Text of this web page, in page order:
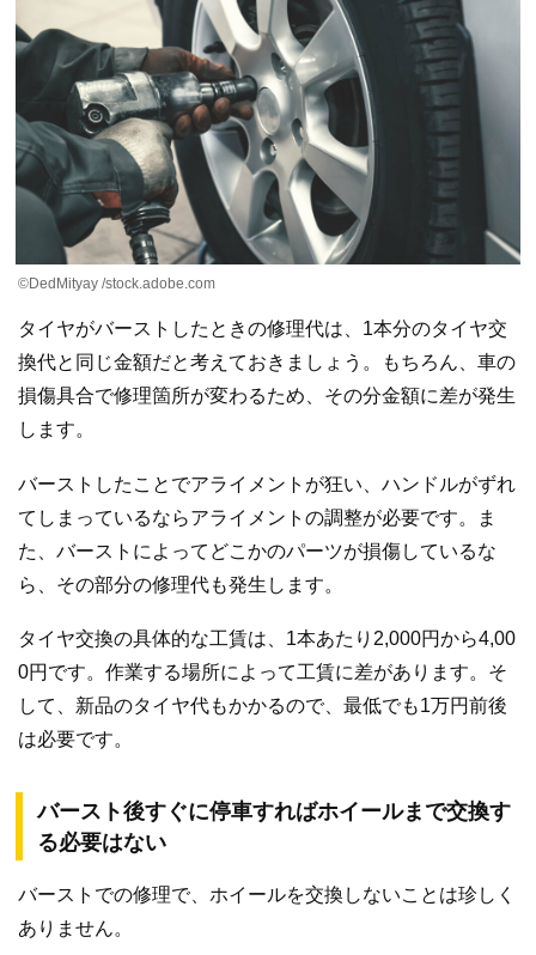
©DedMityay /stock.adobe.com
タイヤがバーストしたときの修理代は、1本分のタイヤ交
換代と同じ金額だと考えておきましょう。もちろん、車の
損傷具合で修理箇所が変わるため、その分金額に差が発生
します。
バーストしたことでアライメントが狂い、ハンドルがずれ
てしまっているならアライメントの調整が必要です。ま
た、バーストによってどこかのパーツが損傷しているな
ら、その部分の修理代も発生します。
タイヤ交換の具体的な工賃は、1本あたり2,000円から4,00
0円です。作業する場所によって工賃に差があります。そ
して、新品のタイヤ代もかかるので、最低でも1万円前後
は必要です。
バースト後すぐに停車すればホイールまで交換す
る必要はない
バーストでの修理で、ホイールを交換しないことは珍しく
ありません。